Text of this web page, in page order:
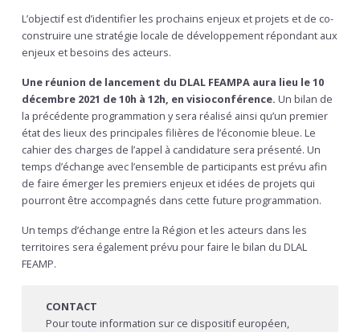
L’objectif est d’identifier les prochains enjeux et projets et de co-
construire une stratégie locale de développement répondant aux
enjeux et besoins des acteurs.
Une réunion de lancement du DLAL FEAMPA aura lieu le 10
décembre 2021 de 10h à 12h, en visioconférence. Un bilan de
la précédente programmation y sera réalisé ainsi qu’un premier
état des lieux des principales filières de l’économie bleue. Le
cahier des charges de l’appel à candidature sera présenté. Un
temps d’échange avec l’ensemble de participants est prévu afin
de faire émerger les premiers enjeux et idées de projets qui
pourront être accompagnés dans cette future programmation.
Un temps d’échange entre la Région et les acteurs dans les
territoires sera également prévu pour faire le bilan du DLAL
FEAMP.
CONTACT
Pour toute information sur ce dispositif européen,